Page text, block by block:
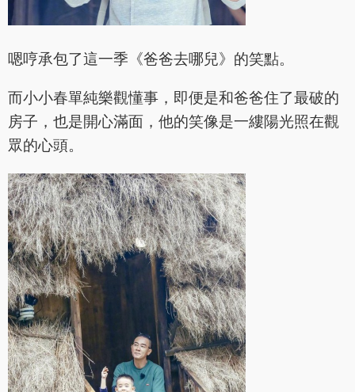
嗯哼承包了這一季《爸爸去哪兒》的笑點。
而小小春單純樂觀懂事，即便是和爸爸住了最破的
房子，也是開心滿面，他的笑像是一縷陽光照在觀
眾的心頭。